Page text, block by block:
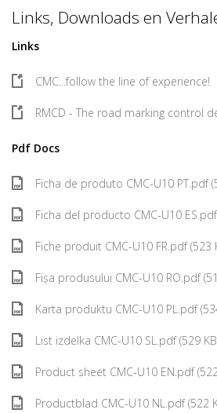
Links, Downloads en
Links
CMC...follow the line of experience!
RMCD - The road marking control
Pdf Docs
Ficha de produto CMC-U10 PT.pdf
Ficha del producto CMC-U10
Fiche produit CMC-U10 FR.pdf (523
Fișa produsului CMC-U10 RO.pdf
Karta produktu CMC-U10 PL.pdf
List izdelka CMC-U10 SL.pdf (529
Product sheet CMC-U10 EN.pdf
Productblad CMC-U10 NL.pdf (522